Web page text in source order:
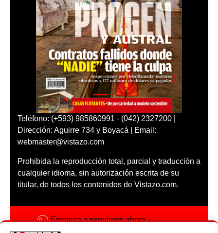
Teléfono: (+593) 985860991 - (042) 2327200 |
Dirección: Aguirre 734 y Boyacá | Email:
webmaster@vistazo.com
Prohibida la reproducción total, parcial y traducción a
cualquier idioma, sin autorización escrita de su
titular, de todos los contenidos de Vistazo.com.
Empieza a seguirnos ahora